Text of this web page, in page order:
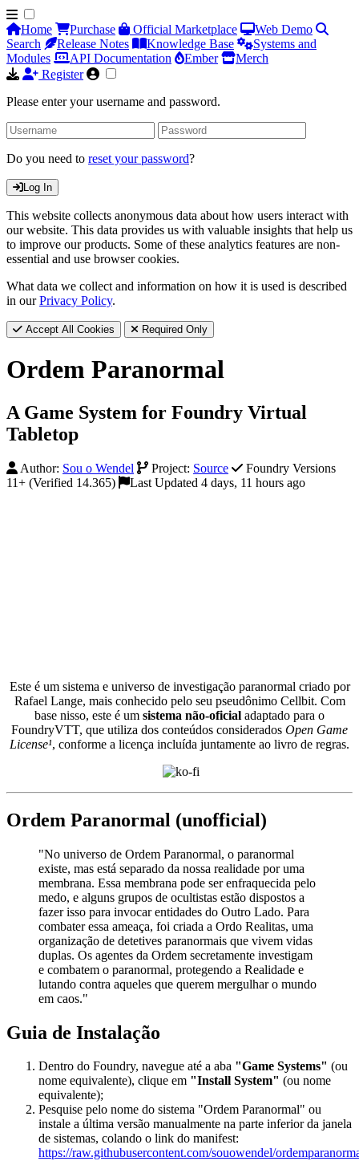
Home Purchase Official Marketplace
Web Demo
Search
Release Notes Knowledge Base
Systems and
Modules
API Documentation Ember
Merch
Register
Please enter your username and password.
Do you need to reset your password?
Log In
This website collects anonymous data about how users interact with
our website. This data provides us with valuable insights that help us
to improve our products. Some of these analytics features are non-
essential and use browser cookies.
What data we collect and information on how it is used is described
in ourPrivacy Policy.
Accept All Cookies Required Only
Ordem Paranormal
A Game System for Foundry Virtual
Tabletop
Author: Sou o Wendel Project: Source
Foundry Versions
11+ (Verified 14.365)
Last Updated 4 days, 11 hours ago
Este é um sistema e universo de investigação paranormal criado por
Rafael Lange, mais conhecido pelo seu pseudônimo Cellbit. Com
base nisso, este é um sistema não-oficial adaptado para o
FoundryVTT, que utiliza dos conteúdos considerados Open Game
License¹, conforme a licença incluída juntamente ao livro de regras.
Ordem Paranormal (unofficial)
"No universo de Ordem Paranormal, o paranormal
existe, mas está separado da nossa realidade por uma
membrana. Essa membrana pode ser enfraquecida pelo
medo, e alguns grupos de ocultistas estão dispostos a
fazer isso para invocar entidades do Outro Lado. Para
combater essa ameaça, foi criada a Ordo Realitas, uma
organização de detetives paranormais que vivem vidas
duplas. Os agentes da Ordem secretamente investigam
e combatem o paranormal, protegendo a Realidade e
lutando contra aqueles que querem mergulhar o mundo
em caos."
Guia de Instalação
Dentro do Foundry, navegue até a aba "Game Systems" (ou
nome equivalente), clique em "Install System" (ou nome
equivalente);
Pesquise pelo nome do sistema "Ordem Paranormal" ou
instale a última versão manualmente na parte inferior da janela
de sistemas, colando o link do manifest:
https://raw.githubusercontent.com/souowendel/